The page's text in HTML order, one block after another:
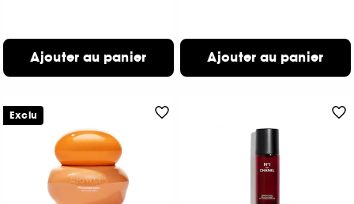
Ajouter au panier Ajouter au panier
Exclu